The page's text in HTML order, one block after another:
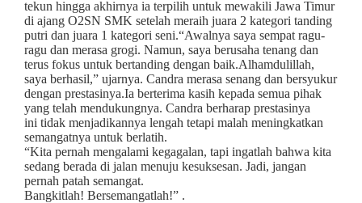
tekun hingga akhirnya ia terpilih untuk mewakili Jawa Timur
di ajang O2SN SMK setelah meraih juara 2 kategori tanding
putri dan juara 1 kategori seni.“Awalnya saya sempat ragu-
ragu dan merasa grogi. Namun, saya berusaha tenang dan
terus fokus untuk bertanding dengan baik.Alhamdulillah,
saya berhasil,” ujarnya. Candra merasa senang dan bersyukur
dengan prestasinya.Ia berterima kasih kepada semua pihak
yang telah mendukungnya. Candra berharap prestasinya
ini tidak menjadikannya lengah tetapi malah meningkatkan
semangatnya untuk berlatih.
“Kita pernah mengalami kegagalan, tapi ingatlah bahwa kita
sedang berada di jalan menuju kesuksesan. Jadi, jangan
pernah patah semangat.
Bangkitlah! Bersemangatlah!” .